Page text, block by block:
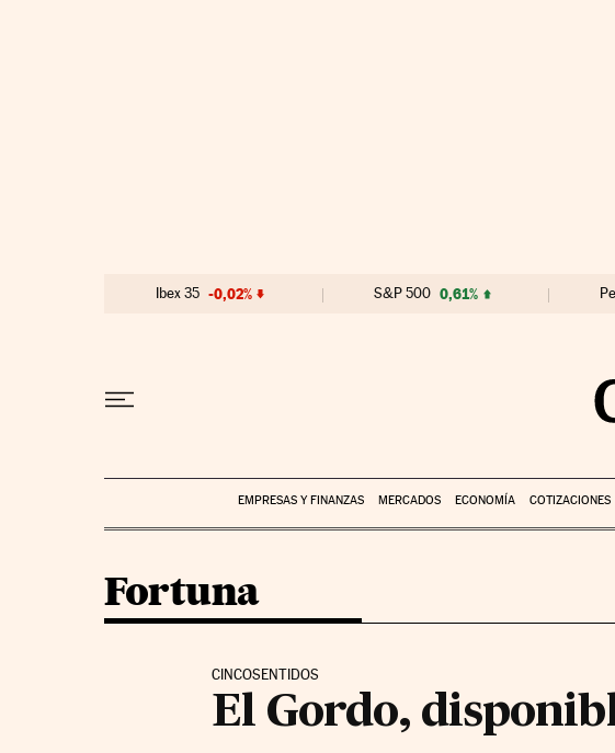
Ibex 35 -0,02% S&P 500 0,61%
EMPRESAS Y FINANZAS MERCADOS ECONOMÍA COTIZACIONES
Fortuna
CINCOSENTIDOS
El Gordo,